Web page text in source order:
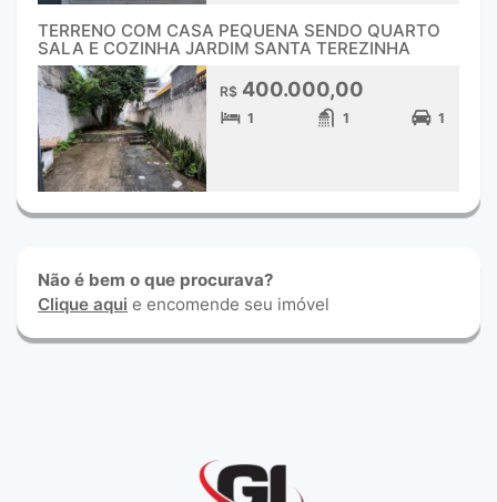
TERRENO COM CASA PEQUENA SENDO QUARTO
SALA E COZINHA JARDIM SANTA TEREZINHA
R$ 400.000,00
1 1 1
Não é bem o que procurava?
Clique aqui e encomende seu imóvel